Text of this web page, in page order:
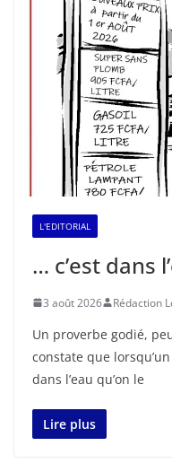
L'EDITORIAL
… c’est dans
3 août 2026 Rédaction
Un proverbe godié,
constate que
dans l’eau qu’on le
Lire plus